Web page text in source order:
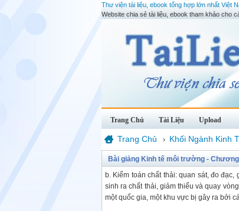
Thư viện tài liệu, ebook tổng hợp lớn nhất Việt
Website chia sẻ tài liệu, ebook tham khảo cho
Trang Chủ Tài Liệu Upload
Trang Chủ › Khối Ngành Kinh
Bài giảng Kinh tế môi trường -
b. Kiểm toán chất thải: quan sát, đo
sinh ra chất thải, giảm thiểu và quay
một quốc gia, một khu vực bị gây ra bởi